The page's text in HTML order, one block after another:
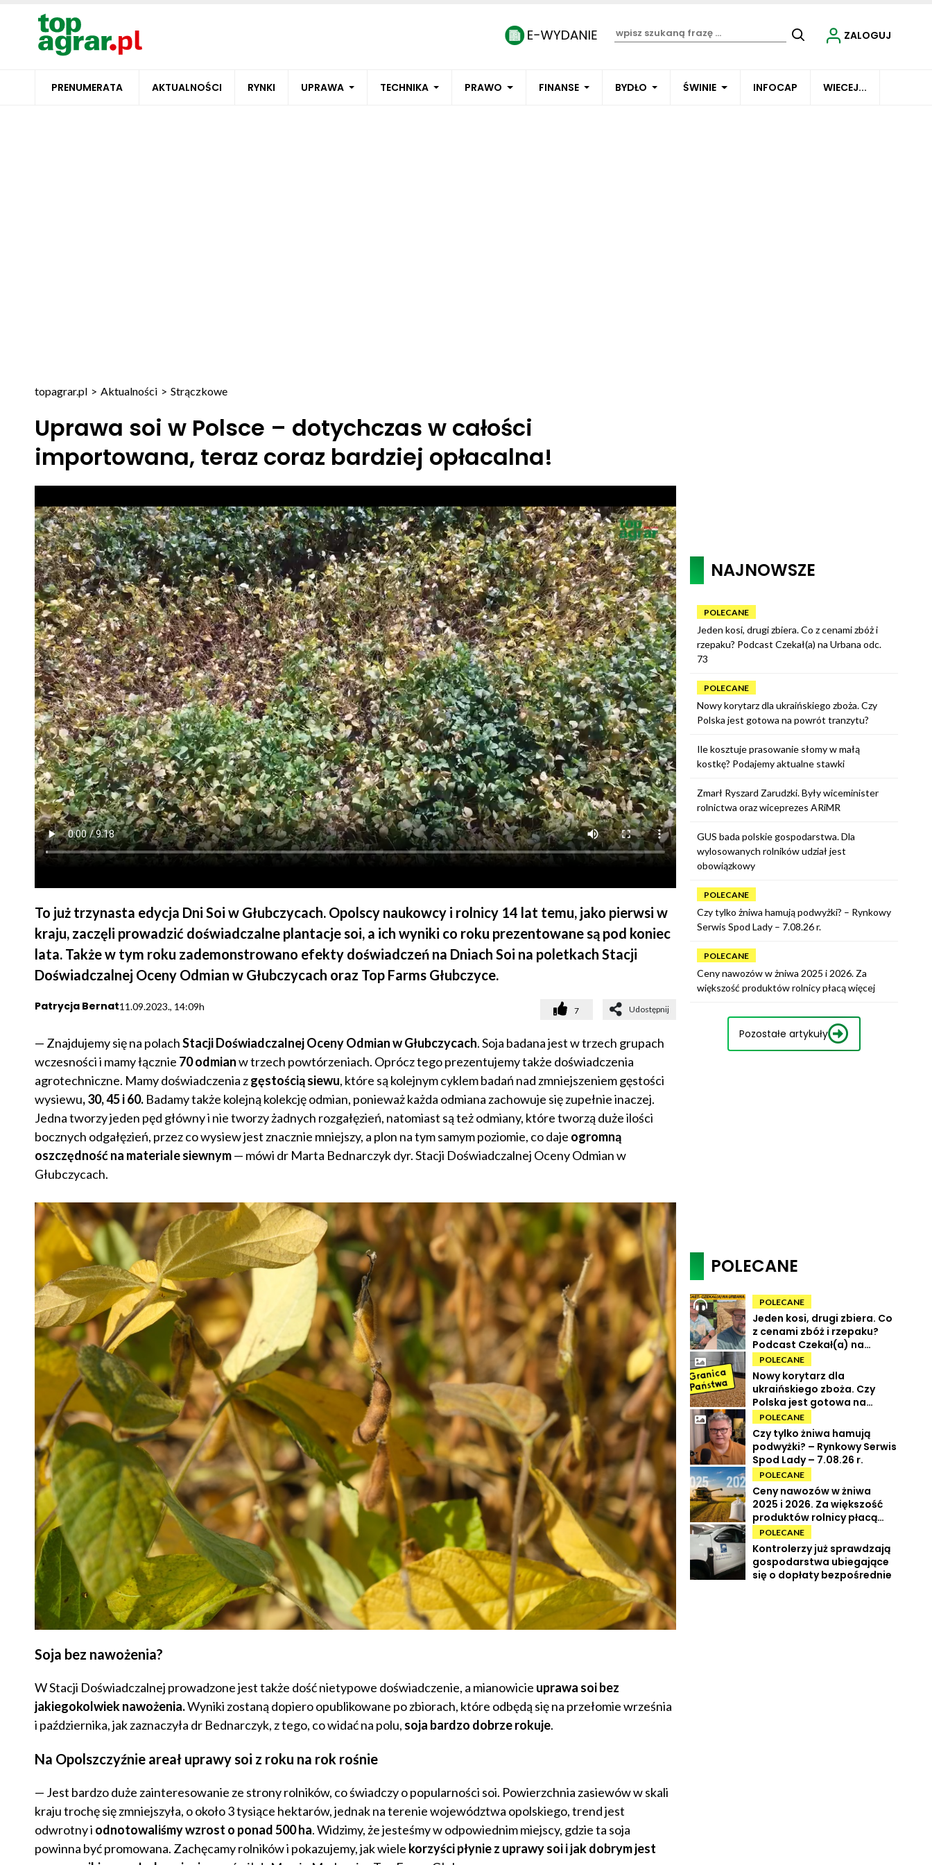
PRENUMERATA AKTUALNOŚCI RYNKI UPRAWA TECHNIKA PRAWO FINANSE BYDŁO ŚWINIE INFOCAP WIECEJ...
ZALOGUJ
topagrar.pl > Aktualności > Strączkowe
Uprawa soi w Polsce – dotychczas w całości
importowana, teraz coraz bardziej opłacalna!
To już trzynasta edycja Dni Soi w Głubczycach. Opolscy naukowcy i rolnicy 14 lat temu, jako pierwsi w
kraju, zaczęli prowadzić doświadczalne plantacje soi, a ich wyniki co roku prezentowane są pod koniec
lata. Także w tym roku zademonstrowano efekty doświadczeń na Dniach Soi na poletkach Stacji
Doświadczalnej Oceny Odmian w Głubczycach oraz Top Farms Głubczyce.
Patrycja Bernat11.09.2023., 14:09h 7 Udostępnij
— Znajdujemy się na polachStacji Doświadczalnej Oceny Odmian w Głubczycach. Soja badana jest w trzech grupach
wczesności i mamy łącznie 70 odmianw trzech powtórzeniach. Oprócz tego prezentujemy także doświadczenia
agrotechniczne. Mamy doświadczenia zgęstością siewu, które są kolejnym cyklem badań nad zmniejszeniem gęstości
wysiewu, 30, 45 i 60.Badamy także kolejną kolekcję odmian, ponieważ każda odmiana zachowuje się zupełnie inaczej.
Jedna tworzy jeden pęd główny i nie tworzy żadnych rozgałęzień, natomiast są też odmiany, które tworzą duże ilości
bocznych odgałęzień, przez co wysiew jest znacznie mniejszy, a plon na tym samym poziomie, co daje ogromną
oszczędność na materiale siewnym— mówi dr Marta Bednarczyk dyr. Stacji Doświadczalnej Oceny Odmian w
Głubczycach.
Soja bez nawożenia?
W Stacji Doświadczalnej prowadzone jest także dość nietypowe doświadczenie, a mianowicie uprawa soi bez
jakiegokolwiek nawożenia.Wyniki zostaną dopiero opublikowane po zbiorach, które odbędą się na przełomie września
i października, jak zaznaczyła dr Bednarczyk, z tego, co widać na polu, soja bardzo dobrze rokuje.
Na Opolszczyźnie areał uprawy soi z roku na rok rośnie
— Jest bardzo duże zainteresowanie ze strony rolników, co świadczy o popularności soi. Powierzchnia zasiewów w skali
kraju trochę się zmniejszyła, o około 3 tysiące hektarów, jednak na terenie województwa opolskiego, trend jest
odwrotny i odnotowaliśmy wzrost o ponad 500 ha. Widzimy, że jesteśmy w odpowiednim miejscy, gdzie ta soja
powinna być promowana. Zachęcamy rolników i pokazujemy, jak wiele korzyści płynie z uprawy soi i jak dobrym jest
NAJNOWSZE
POLECANE
Jeden kosi, drugi zbiera. Co z cenami zbóż i
rzepaku? Podcast Czekał(a) na Urbana odc.
73
POLECANE
Nowy korytarz dla ukraińskiego zboża. Czy
Polska jest gotowa na powrót tranzytu?
Ile kosztuje prasowanie słomy w małą
kostkę? Podajemy aktualne stawki
Zmarł Ryszard Zarudzki. Były wiceminister
rolnictwa oraz wiceprezes ARiMR
GUS bada polskie gospodarstwa. Dla
wylosowanych rolników udział jest
obowiązkowy
POLECANE
Czy tylko żniwa hamują podwyżki? – Rynkowy
Serwis Spod Lady – 7.08.26 r.
POLECANE
Ceny nawozów w żniwa 2025 i 2026. Za
większość produktów rolnicy płacą więcej
Pozostałe artykuły
POLECANE
POLECANE
Jeden kosi, drugi zbiera. Co
z cenami zbóż i rzepaku?
Podcast Czekał(a) na
Urbana odc. 73
POLECANE
Nowy korytarz dla
ukraińskiego zboża. Czy
Polska jest gotowa na
powrót tranzytu?
POLECANE
Czy tylko żniwa hamują
podwyżki? – Rynkowy Serwis
Spod Lady – 7.08.26 r.
POLECANE
Ceny nawozów w żniwa
2025 i 2026. Za większość
produktów rolnicy płacą
więcej
POLECANE
Kontrolerzy już sprawdzają
gospodarstwa ubiegające
się o dopłaty bezpośrednie